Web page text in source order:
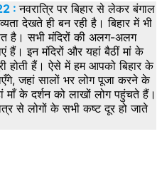
:नवरात्रि पर बिहार से लेकर बंगाल
देखते ही बन रही है। बिहार में भी
है। सभी मंदिरों की अलग-अलग
इन मंदिरों और यहां बैठीं मां के
होती हैं। ऐसे में हम आपको बिहार के
जहां सालों भर लोग पूजा करने के
माँ के दर्शन को लाखों लोग पहुंचते हैं।
से लोगों के सभी कष्ट दूर हो जाते